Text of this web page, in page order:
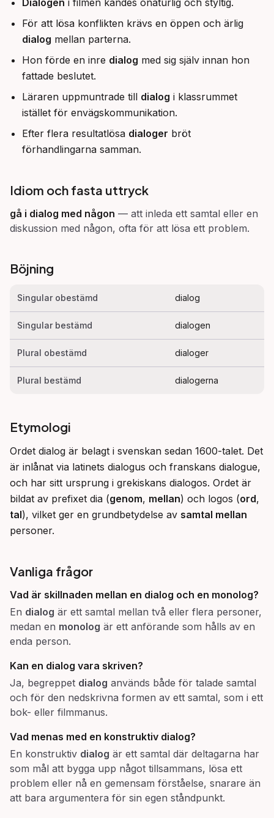
Dialogen i filmen kändes onaturlig och styltig.
För att lösa konflikten krävs en öppen och ärlig
dialog mellan parterna.
Hon förde en inre dialog med sig själv innan hon
fattade beslutet.
Läraren uppmuntrade till dialog i klassrummet
istället för envägskommunikation.
Efter flera resultatlösa dialoger bröt
förhandlingarna samman.
Idiom och fasta uttryck
gå i dialog med någon — att inleda ett samtal eller en
diskussion med någon, ofta för att lösa ett problem.
Böjning
Singular obestämd dialog
Singular bestämd dialogen
Plural obestämd dialoger
Plural bestämd dialogerna
Etymologi
Ordet dialog är belagt i svenskan sedan 1600-talet. Det
är inlånat via latinets dialogus och franskans dialogue,
och har sitt ursprung i grekiskans dialogos. Ordet är
bildat av prefixet dia (genom, mellan) och logos (ord
tal), vilket ger en grundbetydelse av samtal mellan
personer.
Vanliga frågor
Vad är skillnaden mellan en dialog och en monolog?
En dialog är ett samtal mellan två eller flera personer,
medan en monolog är ett anförande som hålls av en
enda person.
Kan en dialog vara skriven?
Ja, begreppet dialog används både för talade samtal
och för den nedskrivna formen av ett samtal, som i ett
bok- eller filmmanus.
Vad menas med en konstruktiv dialog?
En konstruktiv dialog är ett samtal där deltagarna har
som mål att bygga upp något tillsammans, lösa ett
problem eller nå en gemensam förståelse, snarare än
att bara argumentera för sin egen ståndpunkt.